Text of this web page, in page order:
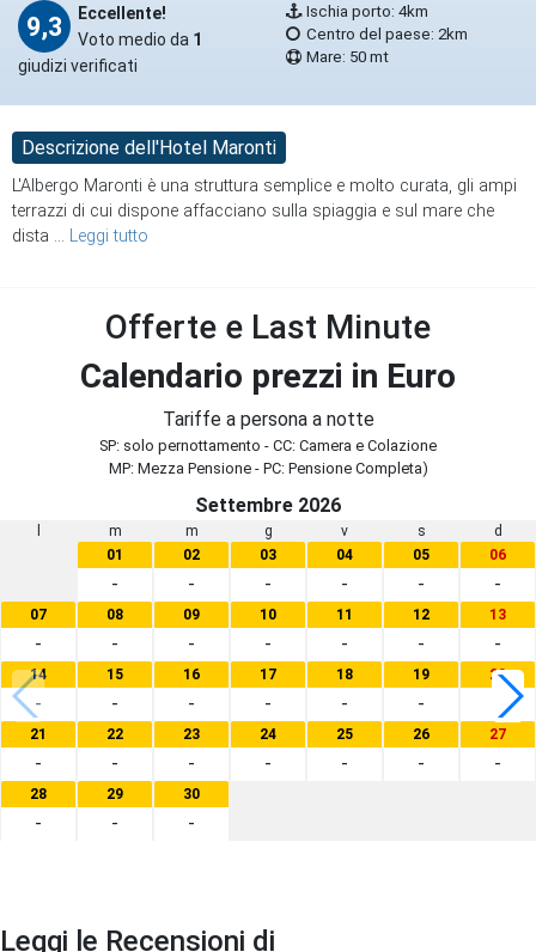
9,3
Eccellente!
Voto medio da 1
giudizi verificati
Ischia porto: 4km
Centro del paese: 2km
Mare: 50 mt
Descrizione dell'Hotel Maronti
L'Albergo Maronti è una struttura semplice e molto curata, gli ampi
terrazzi di cui dispone affacciano sulla spiaggia e sul mare che
dista ... Leggi tutto
Offerte e Last Minute
Calendario prezzi in Euro
Tariffe a persona a notte
SP: solo pernottamento - CC: Camera e Colazione
MP: Mezza Pensione - PC: Pensione Completa)
Settembre 2026
m m g v s
d
01
-
02
-
03
-
04
-
05
-
06
-
07
-
08
-
09
-
10
-
11
-
12
-
13
-
14
-
15
-
16
-
17
-
18
-
19
-
20
21
-
22
-
23
-
24
-
25
-
26
-
27
-
28
-
29
-
30
-
Leggi le Recensioni di